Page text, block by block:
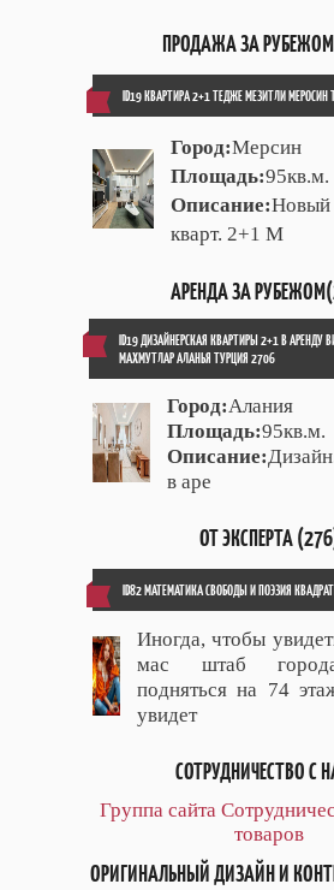
ПРОДАЖА ЗА
ID19 КВАРТИРА 2+1 ТЕДЖЕ МЕЗИТЛИ МЕРОСИН
Город:Мерсин
Площадь:95кв.м.
Описание:
кварт. 2+1 М
АРЕНДА ЗА
ID19 ДИЗАЙНЕРСКАЯ КВАРТИРЫ 2+1 В АРЕНДУ
МАХМУТЛАР АЛАНЬЯ ТУРЦИЯ 2706
Город:Алания
Площадь:95кв.м.
Описание:
в аре
ОТ ЭКСПЕРТА
ID82 МАТЕМАТИКА СВОБОДЫ И ПОЭЗИЯ
Иногда, чтобы
мас штаб
подняться на 74
увидет
СОТРУДНИЧЕСТВО С
Группа сайта
товаров
ОРИГИНАЛЬНЫЙ ДИЗАЙН И